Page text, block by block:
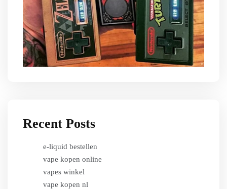
Recent Posts
e-liquid bestellen
vape kopen online
vapes winkel
vape kopen nl